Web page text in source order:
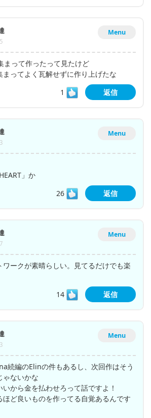
Menu
まって作ったって見たけど
まってよく瓦解せずに作り上げたな
1
返信
Menu
」か
26
返信
Menu
ワークが素晴らしい。見てるだけでも楽
14
返信
Menu
続編のElinの件もあるし、次回作はそう
ゃないかな
から金を払わせろって話ですよ！
ど良いものを作ってる自覚あるんです